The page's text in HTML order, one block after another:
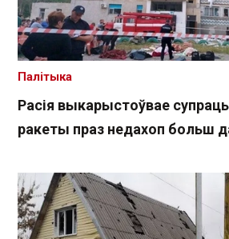
Расія выкарыстоўвае
ракеты праз недахоп больш
Палітыка